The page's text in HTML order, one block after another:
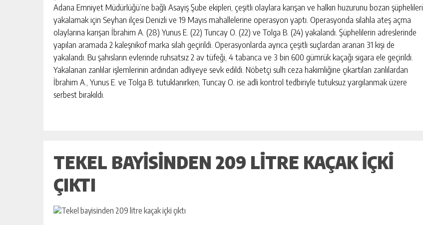
Adana Emniyet Müdürlüğü’ne bağlı Asayiş Şube ekipleri, çeşitli olaylara karışan ve halkın huzurunu bozan şüphelileri
yakalamak için Seyhan ilçesi Denizli ve 19 Mayıs mahallelerine operasyon yaptı. Operasyonda silahla ateş açma
olaylarına karışan İbrahim A. (28) Yunus E. (22) Tuncay O. (22) ve Tolga B. (24) yakalandı. Şüphelilerin adreslerinde
yapılan aramada 2 kaleşnikof marka silah geçirildi. Operasyonlarda ayrıca çeşitli suçlardan aranan 31 kişi de
yakalandı. Bu şahısların evlerinde ruhsatsız 2 av tüfeği, 4 tabanca ve 3 bin 600 gümrük kaçağı sigara ele geçirildi.
Yakalanan zanlılar işlemlerinin ardından adliyeye sevk edildi. Nöbetçi sulh ceza hakimliğine çıkartılan zanlılardan
İbrahim A., Yunus E. ve Tolga B. tutuklanırken, Tuncay O. ise adli kontrol tedbiriyle tutuksuz yargılanmak üzere
serbest bırakıldı.
TEKEL BAYISINDEN 209 LITRE KAÇAK IÇKI
ÇIKTI
BAHÇE’DE 2 KATLI BİNA MAHKEMEDEN
SATILIK
CHICKEN ROAD: LE MANUEL COMPLET
DU GAME DE CASINO TACTIQUE